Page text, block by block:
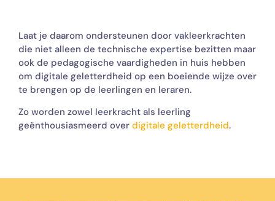
Laat je daarom ondersteunen door vakleerkrachten
die niet alleen de technische expertise bezitten maar
ook de pedagogische vaardigheden in huis hebben
om digitale geletterdheid op een boeiende wijze over
te brengen op de leerlingen en leraren.
Zo worden zowel leerkracht als leerling
geënthousiasmeerd over digitale geletterdheid.